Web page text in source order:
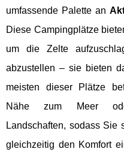
umfassende Palette an
Diese Campingplätze
um die Zelte
abzustellen – sie bieten
meisten dieser Plätze
Nähe zum Meer
Landschaften, sodass Sie
gleichzeitig den Komfort